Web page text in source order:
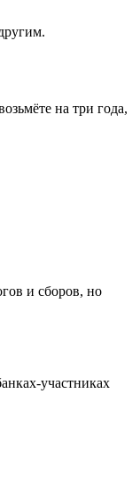
на три года,
и сборов, но
участниках